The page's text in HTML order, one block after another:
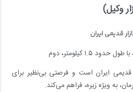
۱.۵ کیلومتر، دوم
قدیمی ایران است و فرصتی بی‌نظیر برای
به ویژه زیره، فراهم می‌کند.